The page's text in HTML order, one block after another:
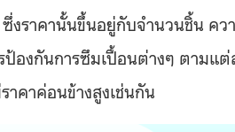
ราคานั้นขึ้นอยู่กับจำนวนชิ้น คว
องกันการซึมเปื้อนต่างๆ ตามแ
คาค่อนข้างสูงเช่นกัน